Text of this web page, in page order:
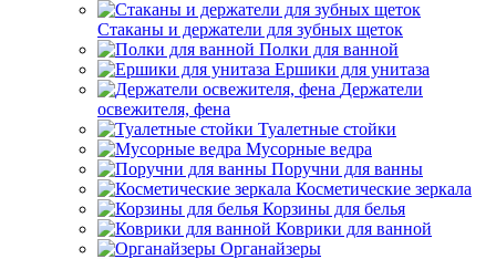
Стаканы и держатели для зубных щеток
Полки для ванной
Ершики для унитаза
Держатели
освежителя, фена
Туалетные стойки
Мусорные ведра
Поручни для ванны
Косметические зеркала
Корзины для белья
Коврики для ванной
Органайзеры